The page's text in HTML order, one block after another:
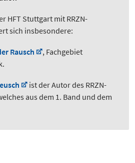
HFT Stuttgart mit RRZN-
sich insbesondere:
Rausch
, Fachgebiet
ist der Autor des RRZN-
aus dem 1. Band und dem